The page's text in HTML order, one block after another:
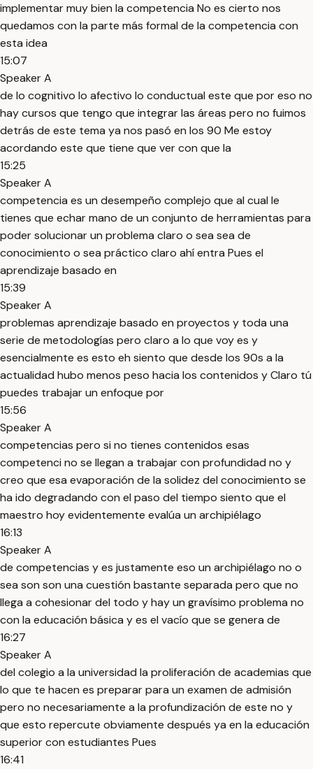
implementar muy bien la competencia No es cierto nos
quedamos con la parte más formal de la competencia con
esta idea
15:07
Speaker A
de lo cognitivo lo afectivo lo conductual este que por eso no
hay cursos que tengo que integrar las áreas pero no fuimos
detrás de este tema ya nos pasó en los 90 Me estoy
acordando este que tiene que ver con que la
15:25
Speaker A
competencia es un desempeño complejo que al cual le
tienes que echar mano de un conjunto de herramientas para
poder solucionar un problema claro o sea sea de
conocimiento o sea práctico claro ahí entra Pues el
aprendizaje basado en
15:39
Speaker A
problemas aprendizaje basado en proyectos y toda una
serie de metodologías pero claro a lo que voy es y
esencialmente es esto eh siento que desde los 90s a la
actualidad hubo menos peso hacia los contenidos y Claro tú
puedes trabajar un enfoque por
15:56
Speaker A
competencias pero si no tienes contenidos esas
competenci no se llegan a trabajar con profundidad no y
creo que esa evaporación de la solidez del conocimiento se
ha ido degradando con el paso del tiempo siento que el
maestro hoy evidentemente evalúa un archipiélago
16:13
Speaker A
de competencias y es justamente eso un archipiélago no o
sea son son una cuestión bastante separada pero que no
llega a cohesionar del todo y hay un gravísimo problema no
con la educación básica y es el vacío que se genera de
16:27
Speaker A
del colegio a la universidad la proliferación de academias que
lo que te hacen es preparar para un examen de admisión
pero no necesariamente a la profundización de este no y
que esto repercute obviamente después ya en la educación
superior con estudiantes Pues
16:41